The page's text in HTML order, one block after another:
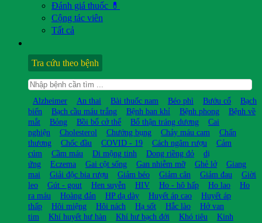
Đánh giá thuốc 💊
Cộng tác viên
Tất cả
Tra cứu theo bệnh
Alzheimer An thai Bài thuốc nam Béo phì Bướu cổ
Bạch
biến
Bạch cầu máu trắng Bệnh ban khỉ Bệnh phong
Bệnh về
mắt
Bỏng Bồi bổ cở thể Bổ thận tráng dương
Cai
nghiện
Cholesterol Chướng bụng Chảy máu cam
Chấn
thương
Chốc đầu COVID - 19 Cách ngâm rượu
Cảm
cúm
Cầm máu Di mộng tinh Dong riềng đỏ
dị
ứng
Eczema Gai cột sống Gan nhiễm mỡ Ghẻ lở
Giang
mai
Giải độc bia rượu Giảm béo Giảm cân Giảm đau
Giời
leo
Gút - gout Hen suyễn HIV Ho - hô hấp Ho lao
Ho
ra máu
Hoàng đản HP dạ dày Huyết áp cao
Huyết áp
thấp
Hôi miệng Hôi nách Hạ sốt Hắc lào
Hở van
tim
Khí huyết hư hàn Khí hư bạch đới Khó tiêu
Kinh